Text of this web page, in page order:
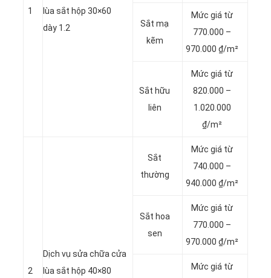
1
lùa sắt hộp 30×60
dày 1.2
Sắt mạ
kẽm
Mức giá từ
770.000 –
970.000 ₫/m²
Sắt hữu
liên
Mức giá từ
820.000 –
1.020.000
₫/m²
2
Dịch vụ sửa chữa cửa
lùa sắt hộp 40×80
Sắt
thường
Mức giá từ
740.000 –
940.000 ₫/m²
Sắt hoa
sen
Mức giá từ
770.000 –
970.000 ₫/m²
Mức giá từ